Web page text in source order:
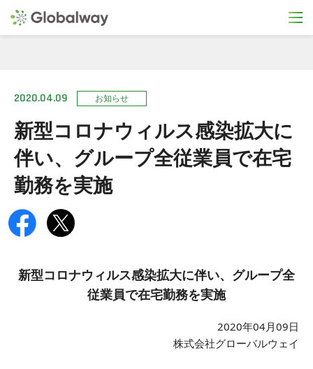
新型コロナウィルス感染拡大に
伴い、グループ全従業員で在宅
勤務を実施
2020.04.09 お知らせ
新型コロナウィルス感染拡大に伴い、グループ全
従業員で在宅勤務を実施
2020年04月09日
株式会社グローバルウェイ